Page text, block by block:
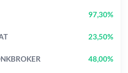
97,30%
23,50%
48,00%